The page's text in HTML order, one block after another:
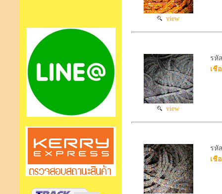
view
view
รหั
เชื
รหั
เชื